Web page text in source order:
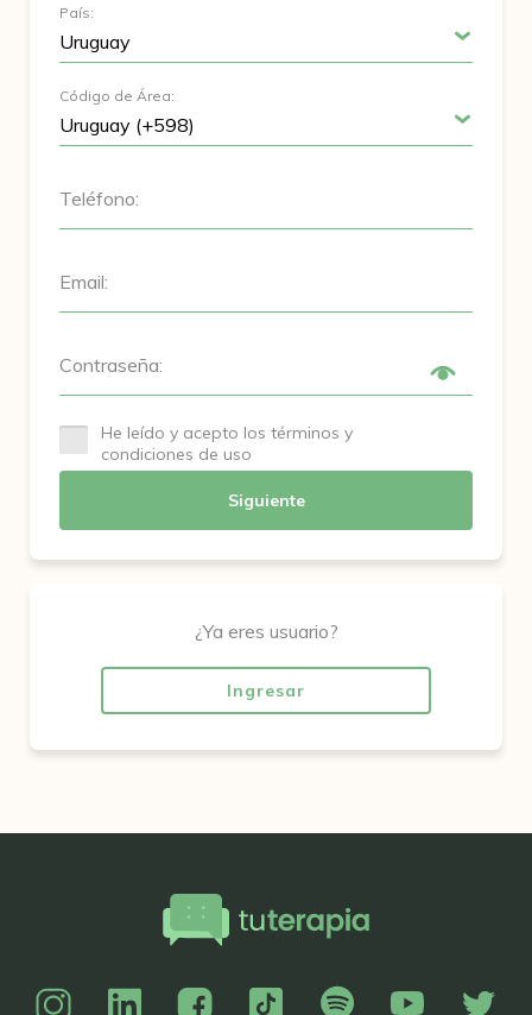
País:
Código de Área:
Teléfono:
Email:
Contraseña:
He leído y acepto los términos y
condiciones de uso
Siguiente
¿Ya eres usuario?
Ingresar